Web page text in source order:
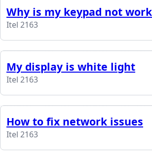
Why is my keypad not
Itel 2163
My display is white light
Itel 2163
How to fix network issues
Itel 2163